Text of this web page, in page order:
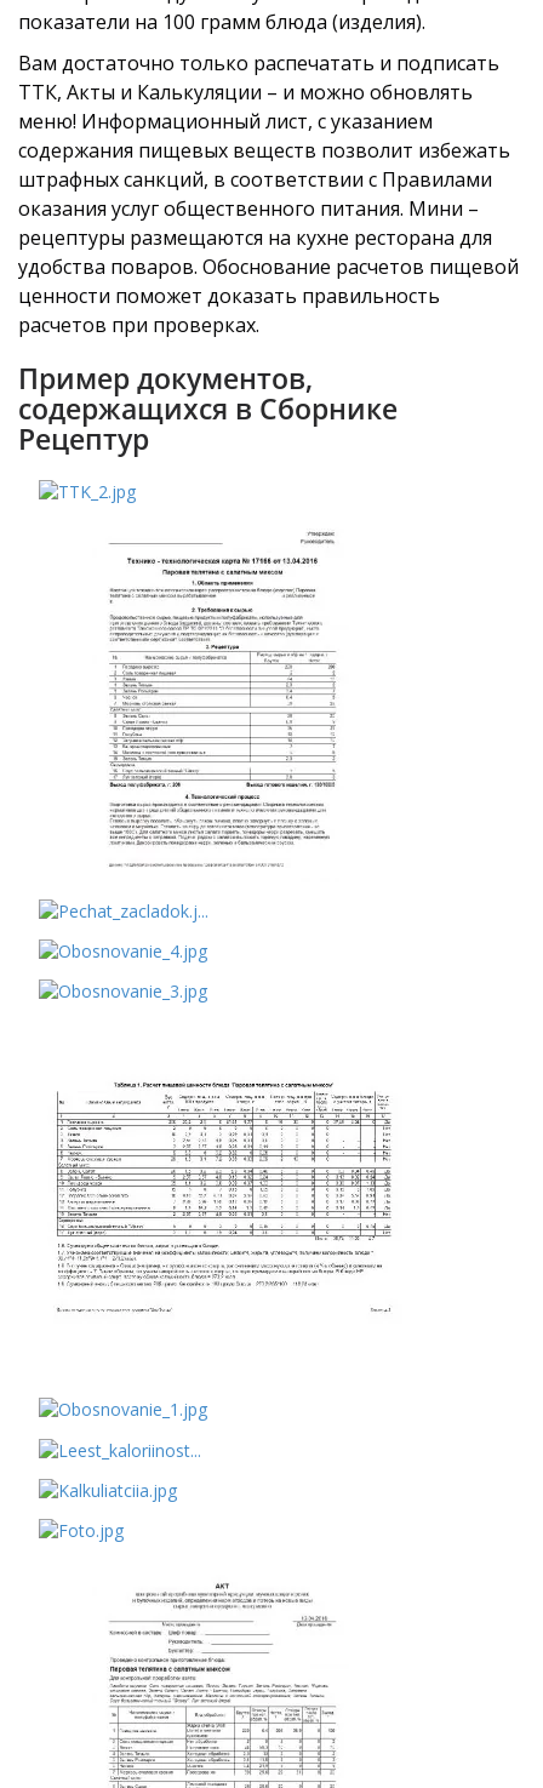
показатели на 100 грамм блюда (изделия).
Вам достаточно только распечатать и подписать
ТТК, Акты и Калькуляции – и можно обновлять
меню! Информационный лист, с указанием
содержания пищевых веществ позволит избежать
штрафных санкций, в соответствии с Правилами
оказания услуг общественного питания. Мини –
рецептуры размещаются на кухне ресторана для
удобства поваров. Обоснование расчетов пищевой
ценности поможет доказать правильность
расчетов при проверках.
Пример документов,
содержащихся в Сборнике
Рецептур